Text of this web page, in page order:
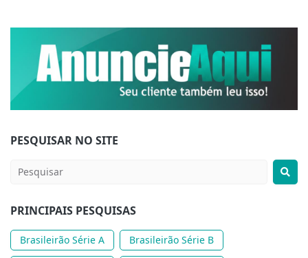
PESQUISAR NO SITE
PRINCIPAIS PESQUISAS
Brasileirão Série A
Brasileirão Série B